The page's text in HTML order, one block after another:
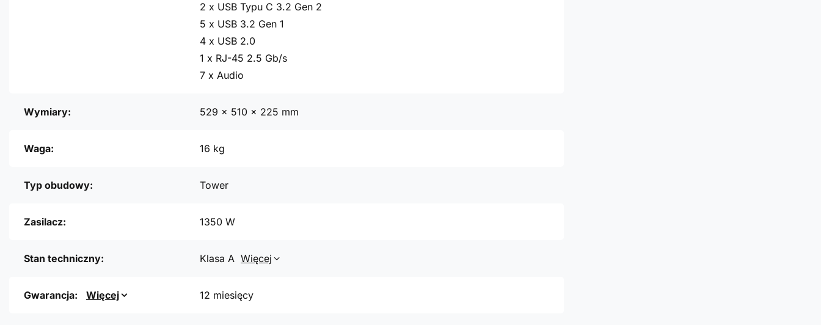
2 x USB Typu C 3.2 Gen 2
5 x USB 3.2 Gen 1
4 x USB 2.0
1 x RJ-45 2.5 Gb/s
7 x Audio
Wymiary: 529 x 510 x 225 mm
Waga: 16 kg
Typ obudowy: Tower
Zasilacz: 1350 W
Stan techniczny: Klasa A Więcej
Gwarancja: Więcej 12 miesięcy